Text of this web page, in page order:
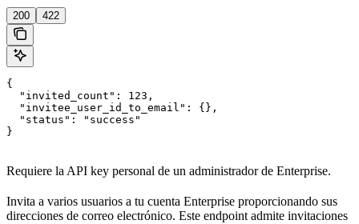
200 422
{
  "invited_count": 123,
  "invitee_user_id_to_email": {},
  "status": "success"
}
Requiere la API key personal de un administrador de Enterprise.
Invita a varios usuarios a tu cuenta Enterprise proporcionando sus
direcciones de correo electrónico. Este endpoint admite invitaciones